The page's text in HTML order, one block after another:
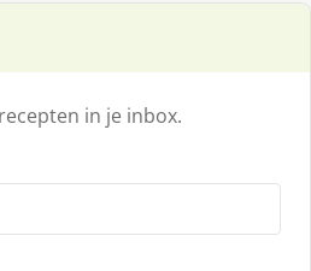
in je inbox.